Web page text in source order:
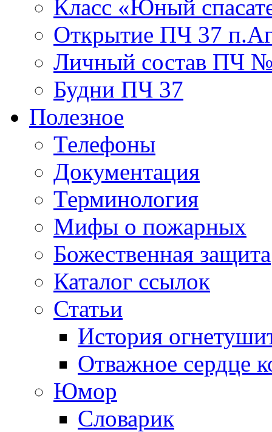
Класс «Юный
Открытие ПЧ 37
Личный состав ПЧ
Будни ПЧ 37
Полезное
Телефоны
Документация
Терминология
Мифы о пожарных
Божественная защита
Каталог ссылок
Статьи
История
Отважное сердце
Юмор
Словарик